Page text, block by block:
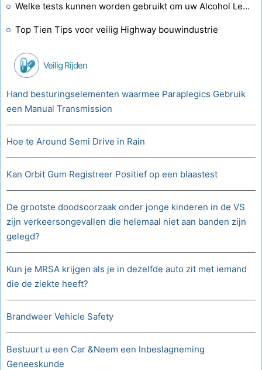
Welke tests kunnen worden gebruikt om uw Alcohol Levels Test
Top Tien Tips voor veilig Highway bouwindustrie
Veilig Rijden
Hand besturingselementen waarmee Paraplegics Gebruik
een Manual Transmission
Hoe te Around Semi Drive in Rain
Kan Orbit Gum Registreer Positief op een blaastest
De grootste doodsoorzaak onder jonge kinderen in de VS
zijn verkeersongevallen die helemaal niet aan banden zijn
gelegd?
Kun je MRSA krijgen als je in dezelfde auto zit met iemand
die de ziekte heeft?
Brandweer Vehicle Safety
Bestuurt u een Car &Neem een ​​Inbeslagneming
Geneeskunde